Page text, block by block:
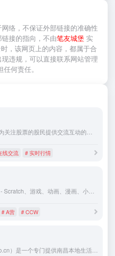
络，不保证外部链接的准确性
接的指向，不由笔友城堡 实
，该网页上的内容，都属于合
违规，可以直接联系网站管理
任何责任。
新浪财经 - 股市汇,为关注股票的股民提供交流互动的平台,个股微博提供最新股评,资金流向,最热新闻讨论分析.
线交流 # 实时行情
共创世界(ccw.site) - Scratch、游戏、动画、漫画、小说、编程创作社区
# A营 # CCW
地宝网（www.tiboo.cn）是一个专门提供南昌本地生活、消费信息和情感交流的网上生活家园。专注南昌城市百姓生活，让百姓享受时尚生活乐趣。